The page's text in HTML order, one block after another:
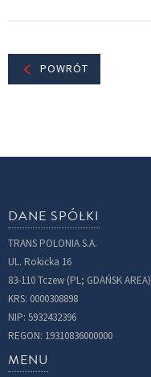
POWRÓT
DANE SPÓŁKI
TRANS POLONIA S.A.
UL. Rokicka 16
83-110 Tczew (PL; GDAŃSK AREA)
KRS: 0000308898
NIP: 5932432396
REGON: 19310836000000
MENU